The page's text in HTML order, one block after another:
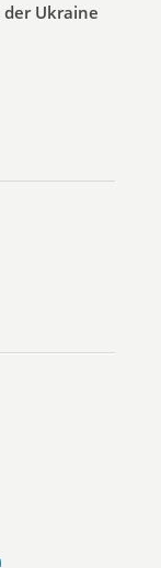
Ukraine